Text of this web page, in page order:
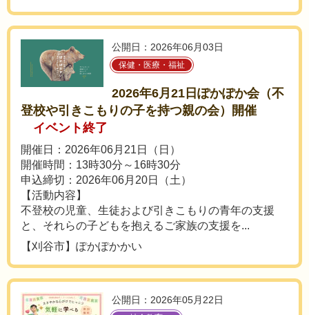
公開日：2026年06月03日
保健・医療・福祉
2026年6月21日ぽかぽか会（不
登校や引きこもりの子を持つ親の会）開催
イベント終了
開催日：2026年06月21日（日）
開催時間：13時30分～16時30分
申込締切：2026年06月20日（土）
【活動内容】
不登校の児童、生徒および引きこもりの青年の支援
と、それらの子どもを抱えるご家族の支援を...
【刈谷市】ぽかぽかかい
公開日：2026年05月22日